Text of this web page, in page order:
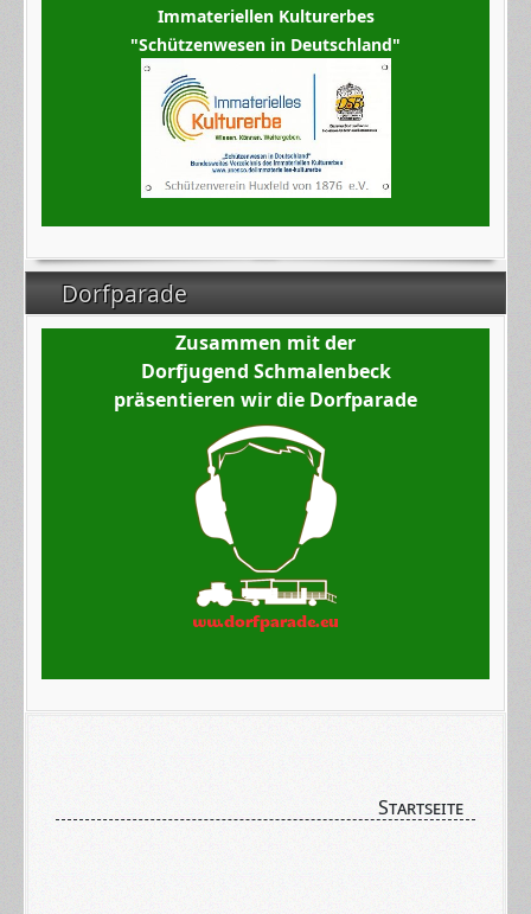
Immateriellen Kulturerbes
"Schützenwesen in Deutschland"
Dorfparade
Zusammen mit der
Dorfjugend Schmalenbeck
präsentieren wir die Dorfparade
Startseite